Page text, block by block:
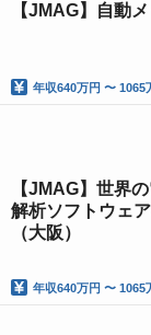
【JMAG】自動
年収640万円 〜 1065
【JMAG】世界
解析ソフトウェ
（大阪）
年収640万円 〜 1065